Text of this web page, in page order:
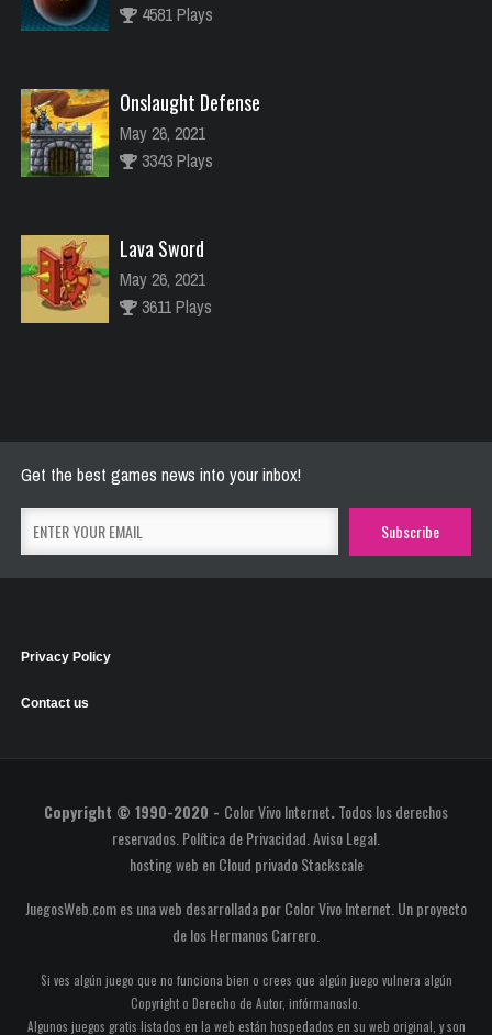
4581 Plays
Onslaught Defense
May 26, 2021
3343 Plays
Lava Sword
May 26, 2021
3611 Plays
Get the best games news into your inbox!
Privacy Policy
Contact us
Copyright © 1990-2020 - Color Vivo Internet.Todos los derechos
reservados. Política de Privacidad Aviso Legal
hosting web enCloud privado Stackscale
JuegosWeb.com es una web desarrollada por Color Vivo Internet. Un proyecto
de losHermanos Carrero
Si ves algún juego que no funciona bien o crees que algún juego vulnera algún
Copyright o Derecho de Autor, infórmanoslo.
Algunos juegos gratis listados en la web están hospedados en su web original, y son